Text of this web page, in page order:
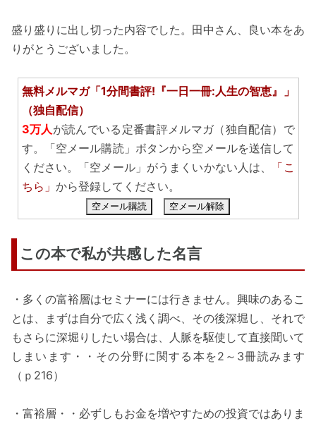
盛り盛りに出し切った内容でした。田中さん、良い本をあ
りがとうございました。
無料メルマガ「1分間書評!『一日一冊:人生の智恵』」
（独自配信）
3万人が読んでいる定番書評メルマガ（独自配信）で
す。「空メール購読」ボタンから空メールを送信して
ください。「空メール」がうまくいかない人は、
「こ
ちら」 から登録してください。
空メール購読 空メール解除
この本で私が共感した名言
・多くの富裕層はセミナーには行きません。興味のあるこ
とは、まずは自分で広く浅く調べ、その後深堀し、それで
もさらに深堀りしたい場合は、人脈を駆使して直接聞いて
しまいます・・その分野に関する本を2～3冊読みます
（ｐ216）
・富裕層・・必ずしもお金を増やすための投資ではありま